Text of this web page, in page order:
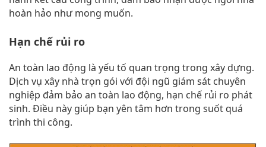
hoàn hảo như mong muốn.
Hạn chế rủi ro
An toàn lao động là yếu tố quan trọng trong xây dựng.
Dịch vụ xây nhà trọn gói với đội ngũ giám sát chuyên
nghiệp đảm bảo an toàn lao động, hạn chế rủi ro phát
sinh. Điều này giúp bạn yên tâm hơn trong suốt quá
trình thi công.